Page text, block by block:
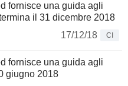
fornisce una guida agli
il 31 dicembre 2018
17/12/18
CI
fornisce una guida agli
giugno 2018